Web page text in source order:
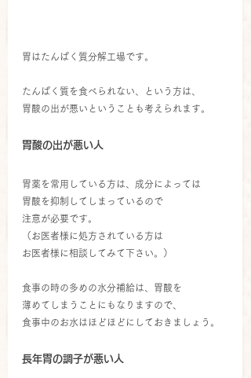
胃はたんぱく質分解工場です。
たんぱく質を食べられない、という方は、
胃酸の出が悪いということも考えられます。
胃酸の出が悪い人
胃薬を常用している方は、成分によっては
胃酸を抑制してしまっているので
注意が必要です。
（お医者様に処方されている方は
お医者様に相談してみて下さい。）
食事の時の多めの水分補給は、胃酸を
薄めてしまうことにもなりますので、
食事中のお水はほどほどにしておきましょう。
長年胃の調子が悪い人